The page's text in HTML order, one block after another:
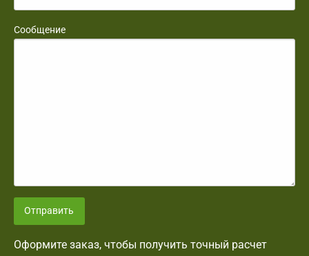
Сообщение
Отправить
Оформите заказ, чтобы получить точный расчет